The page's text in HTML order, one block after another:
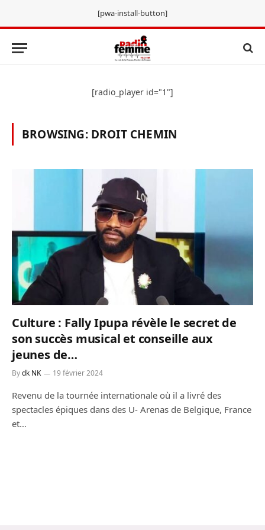
[pwa-install-button]
[radio_player id="1"]
BROWSING: DROIT CHEMIN
Culture : Fally Ipupa révèle le secret de
son succès musical et conseille aux
jeunes de…
Bydk NK 19 février 2024
Revenu de la tournée internationale où il a livré des
spectacles épiques dans des U- Arenas de Belgique, France
et…